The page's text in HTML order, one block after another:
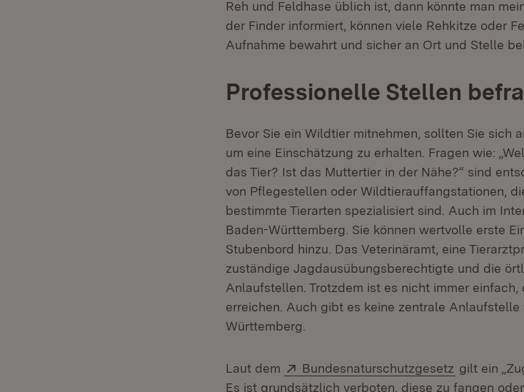
Reh und Feldhase üblich ist, dann könnte man
der Finder informiert, können viele Rehkitze oder
Aufnahme bewahrt und sicher an Ort und Stelle
Professionelle Stellen
Bevor Sie ein Wildtier mitnehmen, sollten Sie sich
um eine Einschätzung zu erhalten. Fragen wie:
das Tier? Ist das Muttertier in der Nähe?“ sind
von Pflegestellen oder Wildtierauffangstationen,
bestimmte Tierarten spezialisiert sind. Auch im
Baden-Württemberg. Sie können wertvolle erste
Stubenbord hinzu. Das Veterinäramt, eine
zuständige Jagdausübungsberechtigte und die
Anlaufstellen. Trotzdem ist es nicht immer
erreichen. Auch gibt es keine zentrale
Württemberg.
Laut dem Extern:
Bundesnaturschutzgesetz (Öffnet in
gilt ein
Es ist grundsätzlich verboten, diese zu fangen